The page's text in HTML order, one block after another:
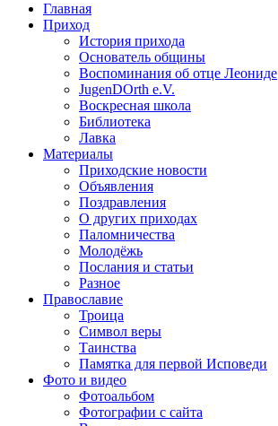
Главная
Приход
История прихода
Основатель общины
Воспоминания об отце Леониде
JugenDOrth e.V.
Воскресная школа
Библиотека
Лавка
Материалы
Приходские новости
Объявления
Поздравления
О других приходах
Паломничества
Молодёжь
Послания и статьи
Разное
Православие
Троица
Символ веры
Таинства
Памятка для первой Исповеди
Фото и видео
Фотоальбом
Фотографии с сайта